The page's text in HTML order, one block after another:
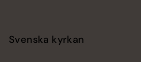
Svenska kyrkan